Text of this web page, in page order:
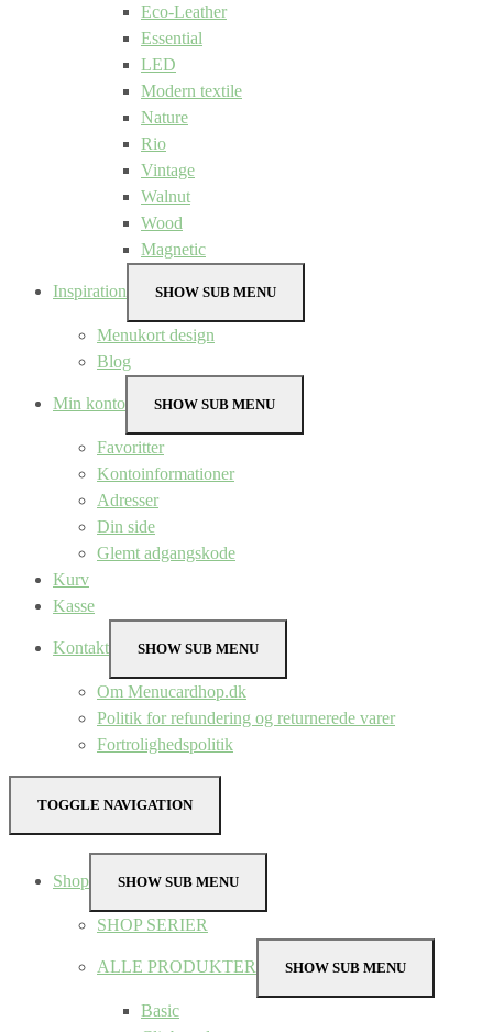
Eco-Leather
Essential
LED
Modern textile
Nature
Rio
Vintage
Walnut
Wood
Magnetic
Inspiration SHOW SUB MENU
Menukort design
Blog
Min konto SHOW SUB MENU
Favoritter
Kontoinformationer
Adresser
Din side
Glemt adgangskode
Kurv
Kasse
Kontakt SHOW SUB MENU
Om Menucardhop.dk
Politik for refundering og returnerede varer
Fortrolighedspolitik
TOGGLE NAVIGATION
Shop SHOW SUB MENU
SHOP SERIER
ALLE PRODUKTER SHOW SUB MENU
Basic